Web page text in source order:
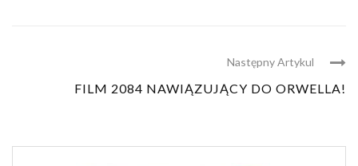
Następny Artykul
FILM 2084 NAWIĄZUJĄCY DO ORWELLA!